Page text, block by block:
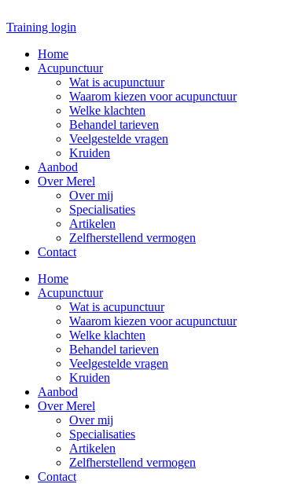
naar
inhoud
Training login
Home
Acupunctuur
Wat is acupunctuur
Waarom kiezen voor acupunctuur
Welke klachten
Behandel tarieven
Veelgestelde vragen
Kruiden
Aanbod
Over Merel
Over mij
Specialisaties
Artikelen
Zelfherstellend vermogen
Contact
Home
Acupunctuur
Wat is acupunctuur
Waarom kiezen voor acupunctuur
Welke klachten
Behandel tarieven
Veelgestelde vragen
Kruiden
Aanbod
Over Merel
Over mij
Specialisaties
Artikelen
Zelfherstellend vermogen
Contact